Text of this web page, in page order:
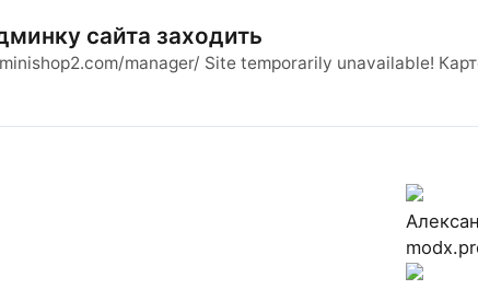
сайта заходить
manager/ Site temporarily unavailable!